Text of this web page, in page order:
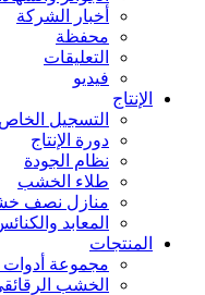
أخبار الشركة
محفظة
التعليقات
فيديو
الإنتاج
التسجيل الخاص
دورة الإنتاج
نظام الجودة
طلاء الخشب
منازل نصف
المعابد
المنتجات
مجموعة أدوات
الخشب